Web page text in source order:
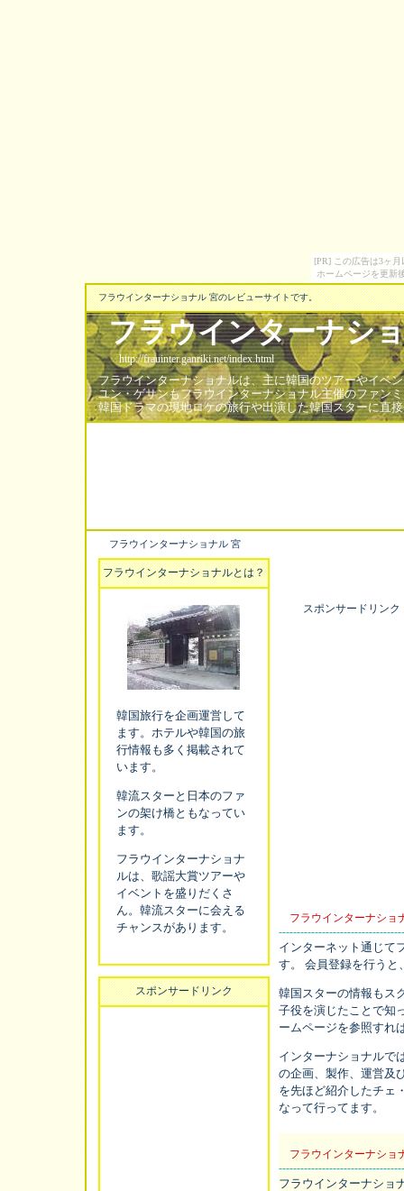
[PR] この広告は3ヶ
ホームページを更新
フラウインターナショナル 宮のレビューサイトです。
フラウインターナシ
http://frauinter.ganriki.net/index.html
フラウインターナショナルは、主に韓国のツアーやイベ
ユン・ゲサンもフラウインターナショナル主催のファン
韓国ドラマの現地ロケの旅行や出演した韓国スターに直
フラウインターナショナル 宮
フラウインターナショナルとは？
韓国旅行を企画運営して
ます。ホテルや韓国の旅
行情報も多く掲載されて
います。
韓流スターと日本のファ
ンの架け橋ともなってい
ます。
フラウインターナショナ
ルは、歌謡大賞ツアーや
イベントを盛りだくさ
ん。韓流スターに会える
チャンスがあります。
スポンサードリンク
スポンサードリンク
フラウインターナショ
インターネット通じて
す。 会員登録を行うと
韓国スターの情報もス
子役を演じたことで知
ームページを参照すれ
インターナショナルで
の企画、製作、運営及
を先ほど紹介したチェ
なって行ってます。
フラウインターナショ
フラウインターナショ